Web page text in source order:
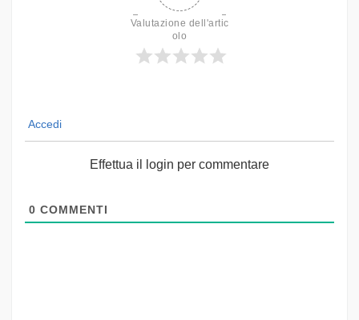
Valutazione dell'artic
olo
Accedi
Effettua il login per commentare
0 COMMENTI